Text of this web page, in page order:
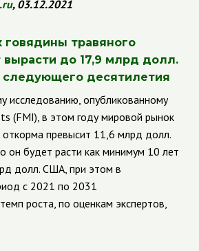
, 03.12.2021
травяного
до 17,9 млрд долл.
десятилетия
исследованию, опубликованному
(FMI), в этом году мировой рынок
откорма превысит 11,6 млрд долл.
он будет расти как минимум 10 лет
долл. США, при этом в
с 2021 по 2031
роста, по оценкам экспертов,